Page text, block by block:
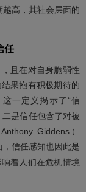
高，其社会层面的
任
且在对自身脆弱性
果抱有积极期待的
这一定义揭示了“信
是信任包含了对被
Giddens）
，信任感知也因此是
着人们在危机情境